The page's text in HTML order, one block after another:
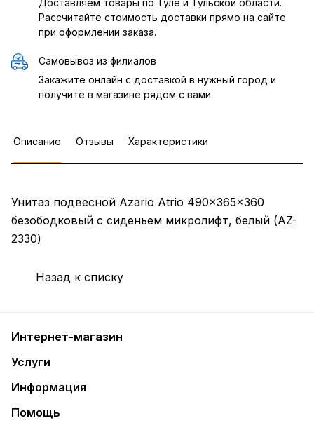
Доставляем товары по Туле и Тульской области.
Рассчитайте стоимость доставки прямо на сайте
при оформлении заказа.
Самовывоз из филиалов
Закажите онлайн с доставкой в нужный город и
получите в магазине рядом с вами.
Описание Отзывы Характеристики
Унитаз подвесной Azario Atrio 490x365x360
безободковый с сиденьем микролифт, белый (AZ-
2330)
Назад к списку
Интернет-магазин
Услуги
Информация
Помощь